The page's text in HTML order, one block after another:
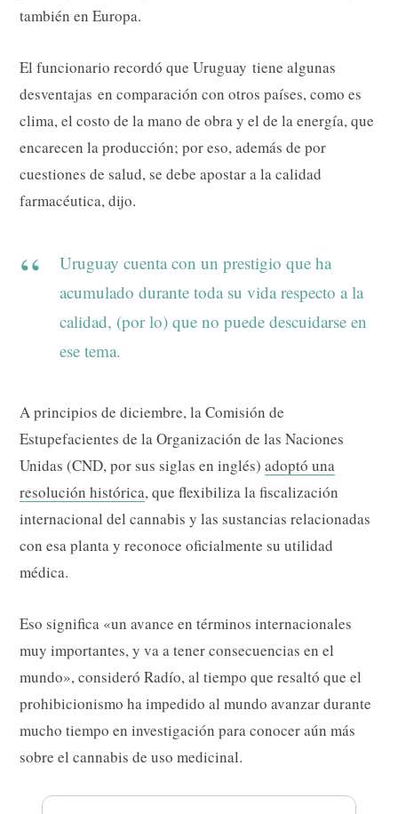
también en Europa.
El funcionario recordó que Uruguay tiene algunas
desventajas en comparación con otros países, como es
clima, el costo de la mano de obra y el de la energía, que
encarecen la producción; por eso, además de por
cuestiones de salud, se debe apostar a la calidad
farmacéutica, dijo.
Uruguay cuenta con un prestigio que ha
acumulado durante toda su vida respecto a la
calidad, (por lo) que no puede descuidarse en
ese tema.
A principios de diciembre, la Comisión de
Estupefacientes de la Organización de las Naciones
Unidas (CND, por sus siglas en inglés) adoptó una
resolución histórica, que flexibiliza la fiscalización
internacional del cannabis y las sustancias relacionadas
con esa planta y reconoce oficialmente su utilidad
médica.
Eso significa «un avance en términos internacionales
muy importantes, y va a tener consecuencias en el
mundo», consideró Radío, al tiempo que resaltó que el
prohibicionismo ha impedido al mundo avanzar durante
mucho tiempo en investigación para conocer aún más
sobre el cannabis de uso medicinal.